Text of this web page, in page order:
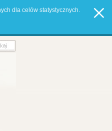
dla celów statystycznych.